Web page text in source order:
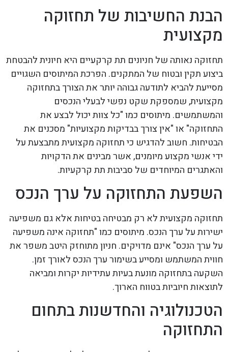
הבנת החשיבות של תחזוקה
מקצועית
תחזוקה נאותה של חניונים תת קרקעיים היא חיונית להבטחת
ביצוע תקין ובטוח של המתקנים. הפרכת המיתוסים השגויים
מסייעת להביא לתודעה גבוהה יותר את הצורך בתחזוקה
מקצועית, שמספקת שקט נפשי לבעלי הנכסים
והמשתמשים. מיתוסים כמו "כל צוות יכול לבצע את
התחזוקה" או "אין צורך בבדיקות מקצועיות" מסכנים את
הבטיחות. חשוב להדגיש כי תחזוקה מקצועית מתבצעת על
ידי אנשי מקצוע מיומנים, אשר מבינים את הדקויות
והאתגרים המיוחדים של סביבות תת קרקעיות.
השפעת התחזוקה על ערך הנכס
תחזוקה מקצועית לא רק מבטיחה בטיחות אלא גם משפיעה
ישירות על ערך הנכס. מיתוסים כמו "תחזוקה אינה משפיעה
על ערך הנכס" אינם מדויקים. חניון מתוחזק היטב משפר את
חווית המשתמש ומסייע בשימור ערך הנכס לאורך זמן.
השקעה בתחזוקה מונעת בעיות עתידיות יקרות ומביאה
לתוצאות חיוביות בטווח הארוך.
הטכנולוגיה והחדשנות בתחום
התחזוקה